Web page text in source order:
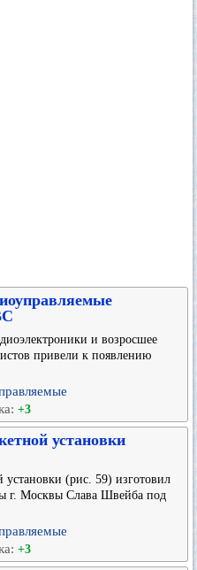
и возросшее
привели к появлению
+3
установки
установки (рис. 59) изготовил
г. Москвы Слава Швейба под
+3